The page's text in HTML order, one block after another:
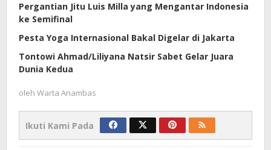
Pergantian Jitu Luis Milla yang Mengantar Indonesia
ke Semifinal
Pesta Yoga Internasional Bakal Digelar di Jakarta
Tontowi Ahmad/Liliyana Natsir Sabet Gelar Juara
Dunia Kedua
oleh Warta Anambas
Ikuti Kami Pada